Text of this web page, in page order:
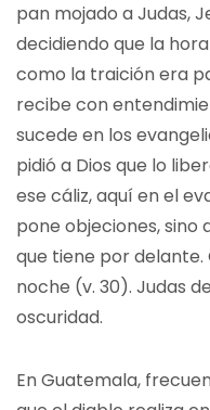
pan mojado a Judas,
decidiendo que la
como la traición era
recibe con
sucede en los
pidió a Dios que lo
ese cáliz, aquí en el
pone objeciones,
que tiene por delante.
noche (v. 30). Judas
oscuridad.
En Guatemala,